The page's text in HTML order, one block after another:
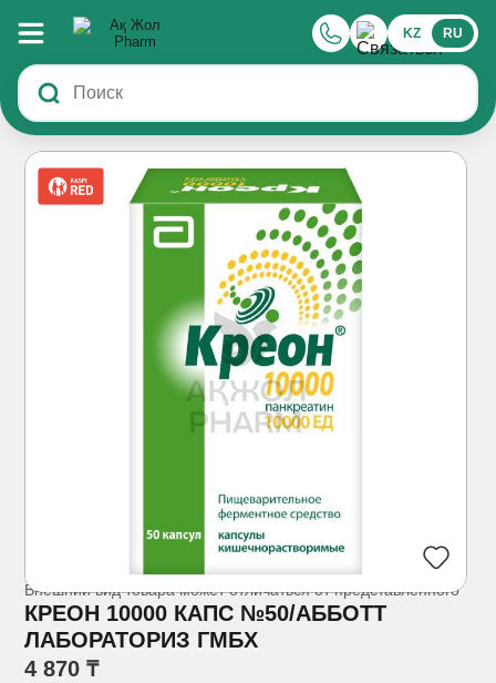
KZ RU
Внешний вид товара может отличаться от представленного
КРЕОН 10000 КАПС №50/АББОТТ
ЛАБОРАТОРИЗ ГМБХ
4 870 ₸